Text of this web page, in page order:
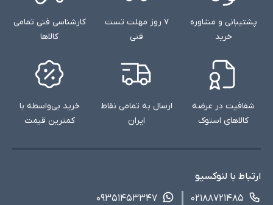
پشتیبانی و مشاوره
خرید
۷ روز مهلت تست
فنی
کارشناسی فنی تمامی
کالاها
شفافیت در عرضه
کالاهای استوک
ارسال به تمامی نقاط
ایران
خرید بی‌واسطه با
کمترین قیمت
ارتباط با لنوکسیو
۰۲۱۸۸۷۲۱۴۸۵
۰۹۳۵۱۴۵۳۳۴۷